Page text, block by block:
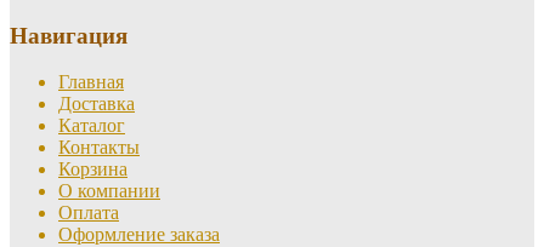
Навигация
Главная
Доставка
Каталог
Контакты
Корзина
О компании
Оплата
Оформление заказа